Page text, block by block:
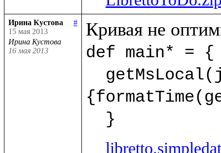
Ирина Кустова
#
15 мая 2013
Ирина Кустова
16 мая 2013
def main* = {
  }